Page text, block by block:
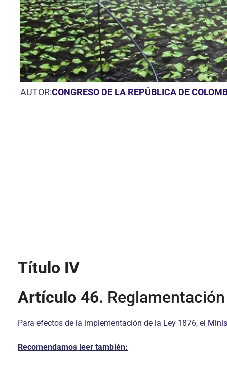
AUTOR:CONGRESO DE LA REPÚBLICA DE
Título IV
Artículo 46. Reglamentación
Para efectos de la implementación de la Ley 1876, el
Recomendamos leer también: